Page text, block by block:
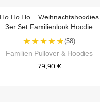
Ho Ho Ho... Weihnachtshoodies
3er Set Familienlook Hoodie
★★★★★(58)
Familien Pullover & Hoodies
79,90 €